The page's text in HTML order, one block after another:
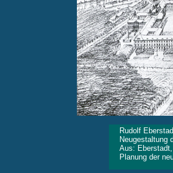
Rudolf
Neugestaltung
Aus:
Planung der